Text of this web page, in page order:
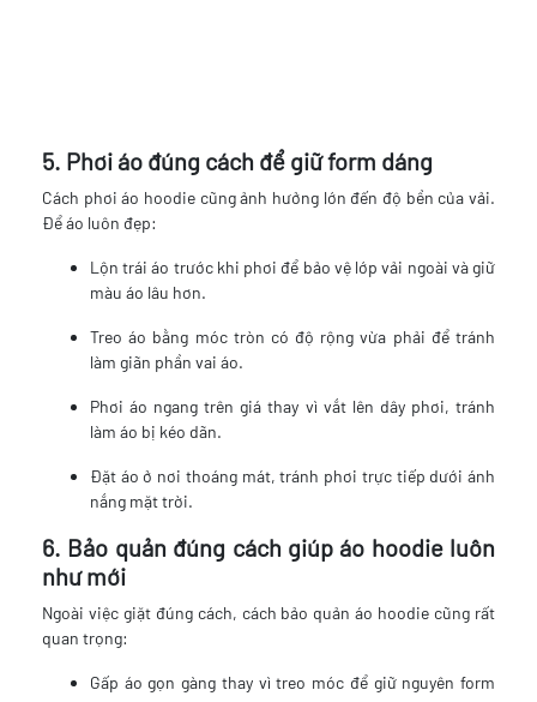
5. Phơi áo đúng cách để giữ form dáng
Cách phơi áo hoodie cũng ảnh hưởng lớn đến độ bền của vải.
Để áo luôn đẹp:
Lộn trái áo trước khi phơi để bảo vệ lớp vải ngoài và giữ
màu áo lâu hơn.
Treo áo bằng móc tròn có độ rộng vừa phải để tránh
làm giãn phần vai áo.
Phơi áo ngang trên giá thay vì vắt lên dây phơi, tránh
làm áo bị kéo dãn.
Đặt áo ở nơi thoáng mát, tránh phơi trực tiếp dưới ánh
nắng mặt trời.
6. Bảo quản đúng cách giúp áo hoodie luôn
như mới
Ngoài việc giặt đúng cách, cách bảo quản áo hoodie cũng rất
quan trọng:
Gấp áo gọn gàng thay vì treo móc để giữ nguyên form